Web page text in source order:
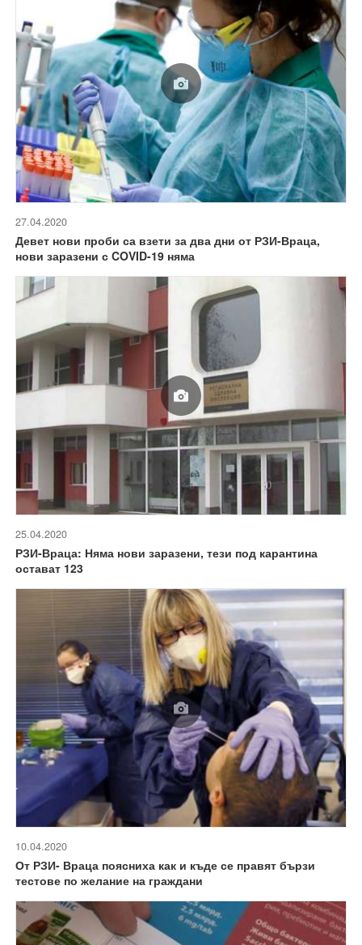
27.04.2020
Девет нови проби са взети за два дни от РЗИ-Враца,
нови заразени с COVID-19 няма
25.04.2020
РЗИ-Враца: Няма нови заразени, тези под карантина
остават 123
10.04.2020
От РЗИ- Враца поясниха как и къде се правят бързи
тестове по желание на граждани